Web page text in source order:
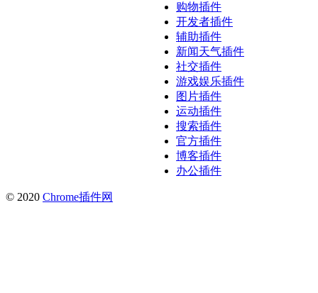
购物插件
开发者插件
辅助插件
新闻天气插件
社交插件
游戏娱乐插件
图片插件
运动插件
搜索插件
官方插件
博客插件
办公插件
© 2020 Chrome插件网